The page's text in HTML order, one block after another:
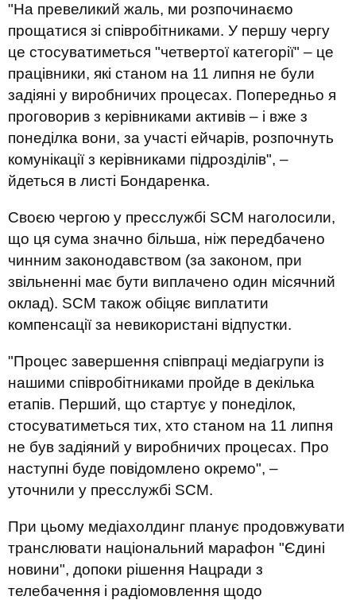
"На превеликий жаль, ми розпочинаємо
прощатися зі співробітниками. У першу чергу
це стосуватиметься "четвертої категорії" – це
працівники, які станом на 11 липня не були
задіяні у виробничих процесах. Попередньо я
проговорив з керівниками активів – і вже з
понеділка вони, за участі ейчарів, розпочнуть
комунікації з керівниками підрозділів", –
йдеться в листі Бондаренка.
Своєю чергою у пресслужбі SCM наголосили,
що ця сума значно більша, ніж передбачено
чинним законодавством (за законом, при
звільненні має бути виплачено один місячний
оклад). SCM також обіцяє виплатити
компенсації за невикористані відпустки.
"Процес завершення співпраці медіагрупи із
нашими співробітниками пройде в декілька
етапів. Перший, що стартує у понеділок,
стосуватиметься тих, хто станом на 11 липня
не був задіяний у виробничих процесах. Про
наступні буде повідомлено окремо", –
уточнили у пресслужбі SCM.
При цьому медіахолдинг планує продовжувати
транслювати національний марафон "Єдині
новини", допоки рішення Нацради з
телебачення і радіомовлення щодо